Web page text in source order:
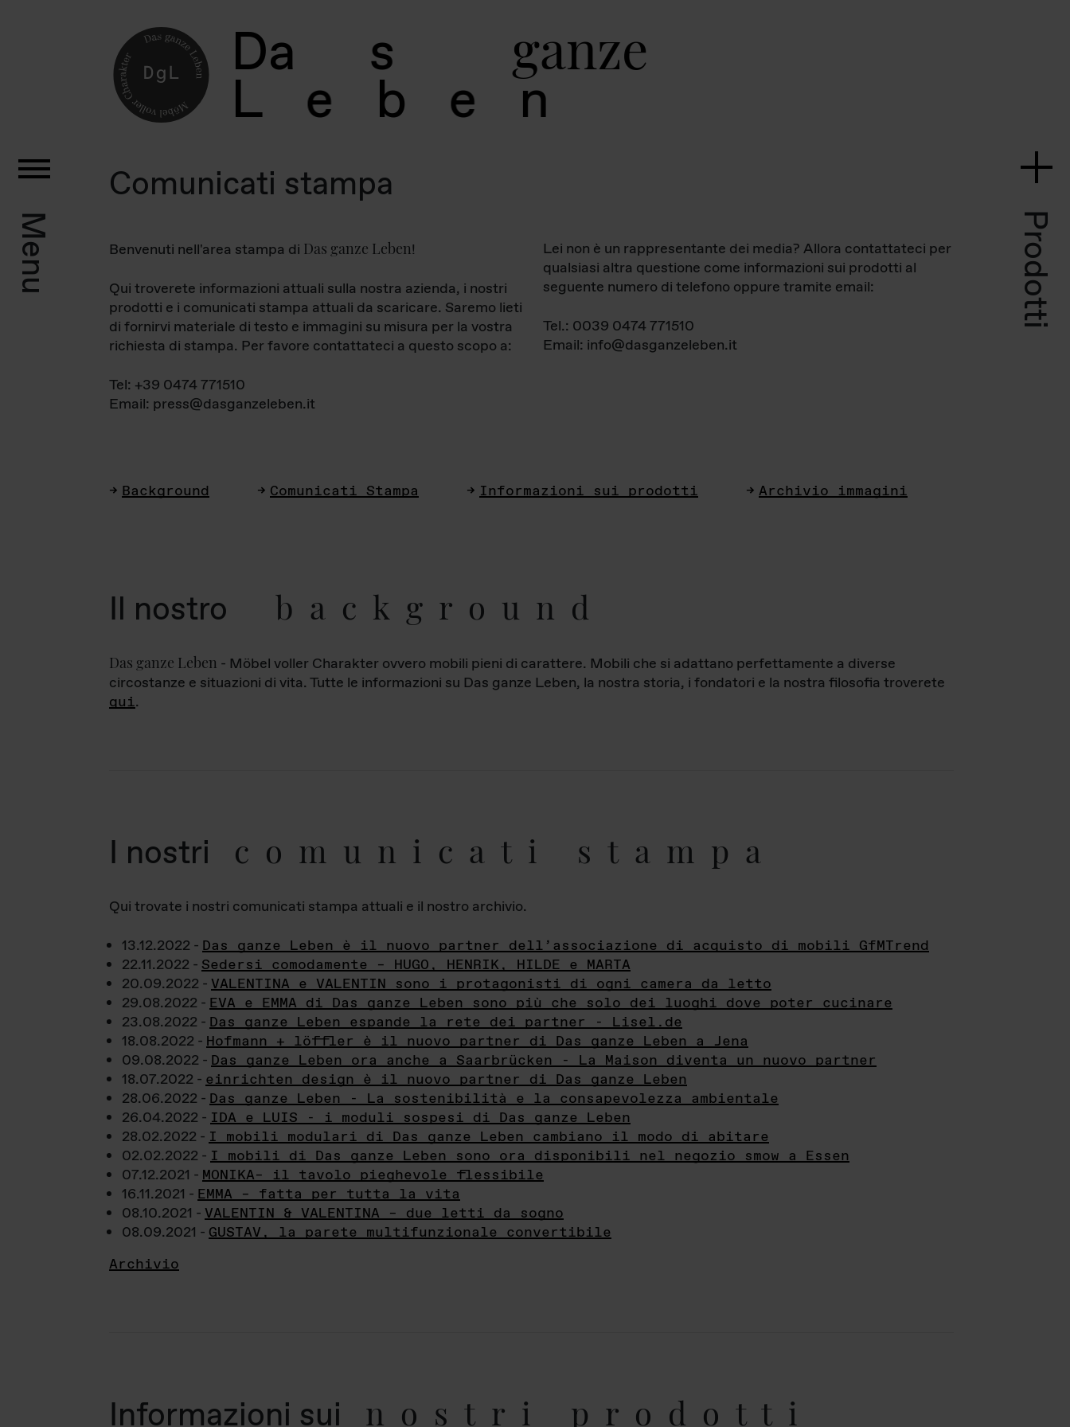
Da s ganz
L e b
Menu Prodotti
Comunicati stampa
Benvenuti nell'area stampa di Das ganze Leben!
Qui troverete informazioni attuali sulla nostra azienda, i nostri
prodotti e i comunicati stampa attuali da scaricare. Saremo lieti
di fornirvi materiale di testo e immagini su misura per la vostra
richiesta di stampa. Per favore contattateci a questo scopo a:
Tel: +39 0474 771510
Email: press@dasganzeleben.it
Lei non è un rappresentante dei media? Allora contattateci per
qualsiasi altra questione come informazioni sui prodotti al
seguente numero di telefono oppure tramite email:
Tel.: 0039 0474 771510
Email: info@dasganzeleben.it
Background Comunicati Stampa Informazioni sui prodotti Archivio immagini
Il nostro background
Das ganze Leben - Möbel voller Charakter ovvero mobili pieni di carattere. Mobili che si adattano perfettamente a diverse
circostanze e situazioni di vita. Tutte le informazioni su Das ganze Leben, la nostra storia, i fondatori e la nostra filosofia troverete
qui.
I nostri comunicati stampa
Qui trovate i nostri comunicati stampa attuali e il nostro archivio.
13.12.2022 - Das ganze Leben è il nuovo partner dell’associazione di acquisto di mobili GfMTrend
22.11.2022 - Sedersi comodamente – HUGO, HENRIK, HILDE e MARTA
20.09.2022 - VALENTINA e VALENTIN sono i protagonisti di ogni camera da letto
29.08.2022 - EVA e EMMA di Das ganze Leben sono più che solo dei luoghi dove poter cucinare
23.08.2022 - Das ganze Leben espande la rete dei partner - Lisel.de
18.08.2022 - Hofmann + löffler è il nuovo partner di Das ganze Leben a Jena
09.08.2022 - Das ganze Leben ora anche a Saarbrücken - La Maison diventa un nuovo partner
18.07.2022 - einrichten design è il nuovo partner di Das ganze Leben
28.06.2022 - Das ganze Leben - La sostenibilità e la consapevolezza ambientale
26.04.2022 - IDA e LUIS - i moduli sospesi di Das ganze Leben
28.02.2022 - I mobili modulari di Das ganze Leben cambiano il modo di abitare
02.02.2022 - I mobili di Das ganze Leben sono ora disponibili nel negozio smow a Essen
07.12.2021 - MONIKA– il tavolo pieghevole flessibile
16.11.2021 - EMMA – fatta per tutta la vita
08.10.2021 - VALENTIN & VALENTINA – due letti da sogno
08.09.2021 - GUSTAV, la parete multifunzionale convertibile
Archivio
Informazioni sui nostri prodotti